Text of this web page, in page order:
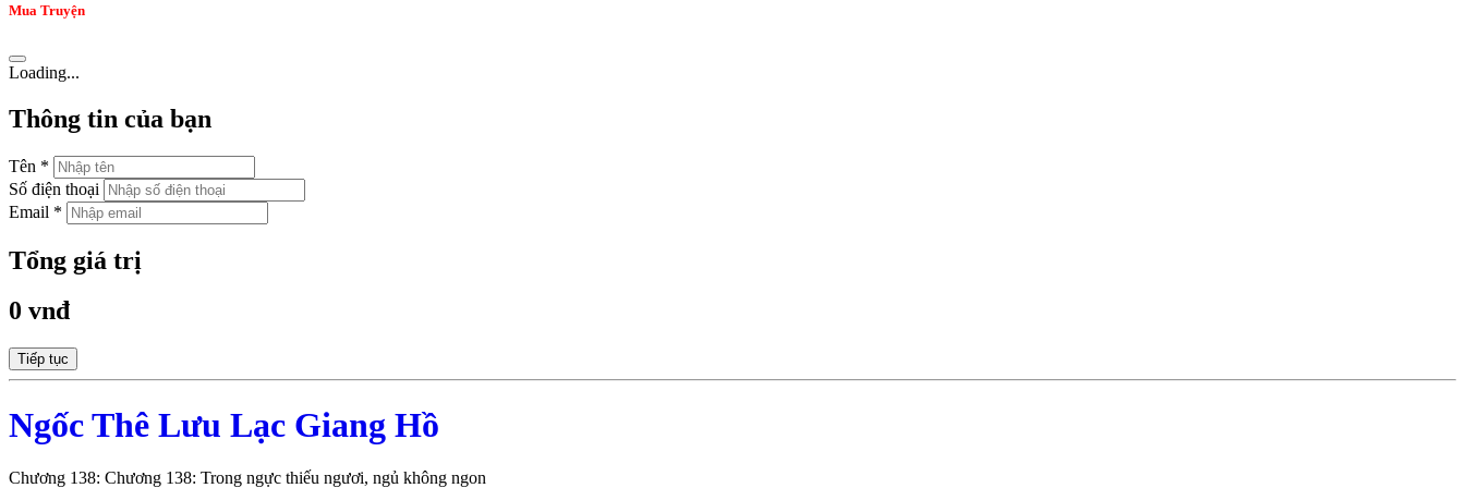
Mua Truyện
Loading...
Thông tin của bạn
Tên *
Số điện thoại
Email *
Tổng giá trị
0 vnđ
Tiếp tục
Ngốc Thê Lưu Lạc Giang Hồ
Chương 138: Chương 138: Trong ngực thiếu ngươi, ngủ không ngon